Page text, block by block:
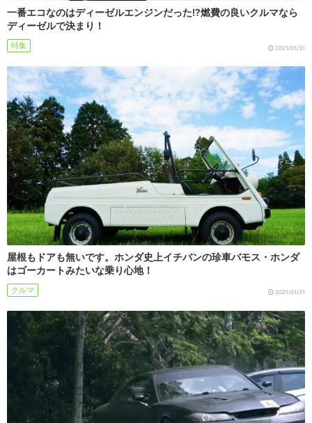
一番エコなのはディーゼルエンジンだった!?燃費の良いクルマなら
ディーゼルで決まり！
特集 2021/01/31
屋根もドアも無いです。ホンダ史上イチバンの珍車バモス・ホンダ
はゴーカートみたいな乗り心地！
クルマ 2021/01/31